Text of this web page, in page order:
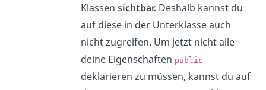
Klassen sichtbar.Deshalb kannst du
auf diese in der Unterklasse auch
nicht zugreifen. Um jetzt nicht alle
deine Eigenschaften public
deklarieren zu müssen, kannst du auf